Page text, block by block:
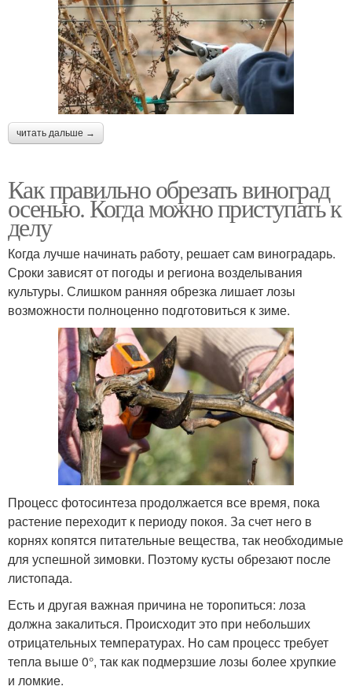
читать дальше →
Как правильно обрезать виноград
осенью. Когда можно приступать к
делу
Когда лучше начинать работу, решает сам виноградарь.
Сроки зависят от погоды и региона возделывания
культуры. Слишком ранняя обрезка лишает лозы
возможности полноценно подготовиться к зиме.
Процесс фотосинтеза продолжается все время, пока
растение переходит к периоду покоя. За счет него в
корнях копятся питательные вещества, так необходимые
для успешной зимовки. Поэтому кусты обрезают после
листопада.
Есть и другая важная причина не торопиться: лоза
должна закалиться. Происходит это при небольших
отрицательных температурах. Но сам процесс требует
тепла выше 0°, так как подмерзшие лозы более хрупкие
и ломкие.